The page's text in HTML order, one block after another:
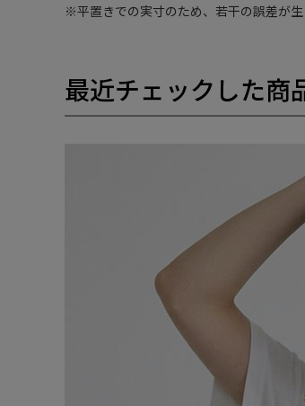
※平置きでの実寸のため、若干の誤差が
最近チェックした商